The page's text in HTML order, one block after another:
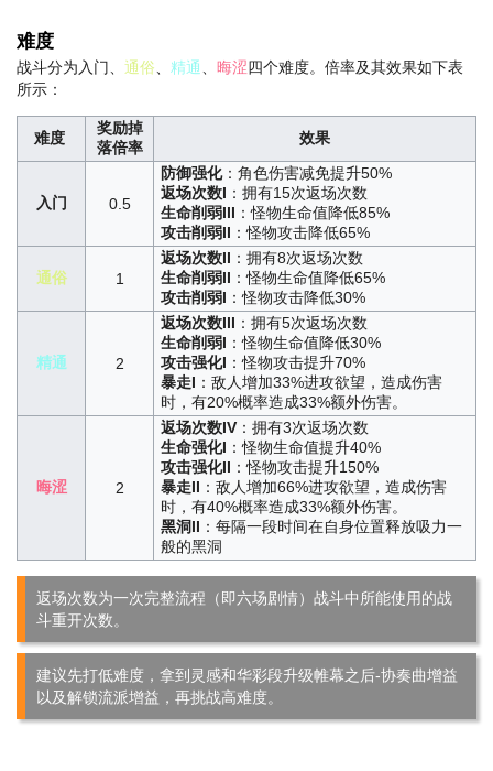
难度
战斗分为入门、 通俗、 精通、 晦涩四个难度。倍率及其效果如下表
所示：
难度
奖励掉
落倍率
效果
入门 0.5
防御强化：角色伤害减免提升50%
返场次数I ：拥有15次返场次数
生命削弱III ：怪物生命值降低85%
攻击削弱II ：怪物攻击降低65%
通俗 1
返场次数II ：拥有8次返场次数
生命削弱II ：怪物生命值降低65%
攻击削弱I ：怪物攻击降低30%
精通 2
返场次数III ：拥有5次返场次数
生命削弱I ：怪物生命值降低30%
攻击强化I ：怪物攻击提升70%
暴走I ：敌人增加33%进攻欲望，造成伤害
时，有20%概率造成33%额外伤害。
晦涩 2
返场次数IV：拥有3次返场次数
生命强化I ：怪物生命值提升40%
攻击强化II ：怪物攻击提升150%
暴走II ：敌人增加66%进攻欲望，造成伤害
时，有40%概率造成33%额外伤害。
黑洞II ：每隔一段时间在自身位置释放吸力一
般的黑洞
返场次数为一次完整流程（即六场剧情）战斗中所能使用的战
斗重开次数。
建议先打低难度，拿到灵感和华彩段升级帷幕之后-协奏曲增益
以及解锁流派增益，再挑战高难度。